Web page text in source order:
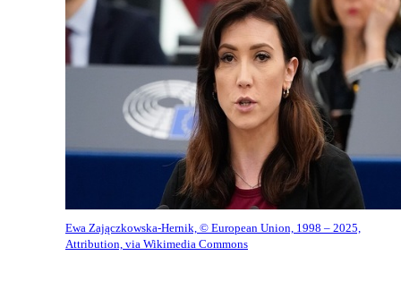
Ewa Zajączkowska-Hernik, © European Union, 1998 – 2025,
Attribution, via Wikimedia Commons